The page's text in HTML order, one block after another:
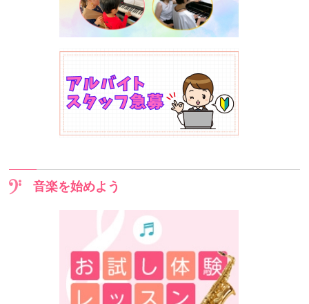
音楽を始めよう